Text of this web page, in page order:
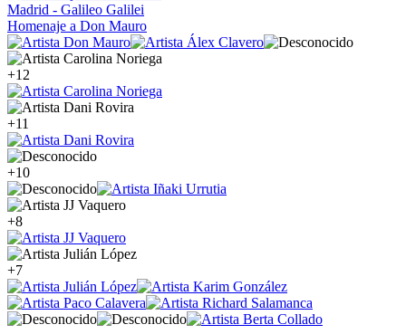
Madrid - Galileo Galilei
Homenaje a Don Mauro
+12
+11
+10
+8
+7